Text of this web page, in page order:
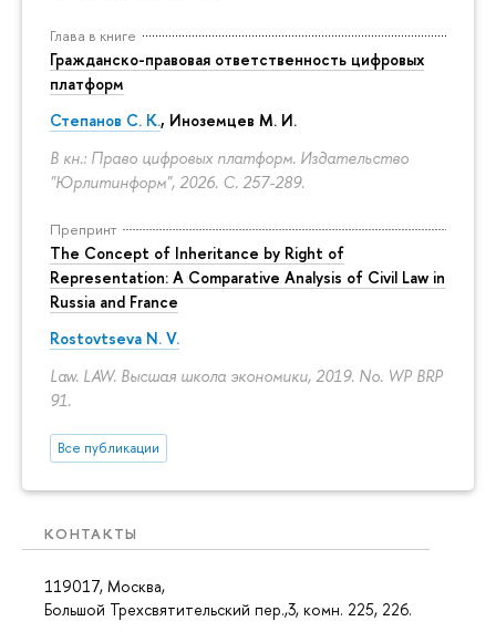
Глава в книге
Гражданско-правовая ответственность цифровых
платформ
Степанов С. К., Иноземцев М. И.
В кн.: Право цифровых платформ. Издательство
"Юрлитинформ", 2026. С. 257-289.
Препринт
The Concept of Inheritance by Right of
Representation: A Comparative Analysis of Civil Law in
Russia and France
Rostovtseva N. V.
Law. LAW. Высшая школа экономики, 2019. No. WP BRP
91.
Все публикации
КОНТАКТЫ
119017, Москва,
Большой Трехсвятительский пер.,3, комн. 225, 226.